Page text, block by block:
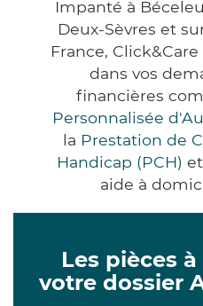
Impanté à
Deux-Sèvres et
France,
dans vos
financières
Personnalisée
la Prestation de
Handicap (PCH)
aide à
Les pièces
votre dossier